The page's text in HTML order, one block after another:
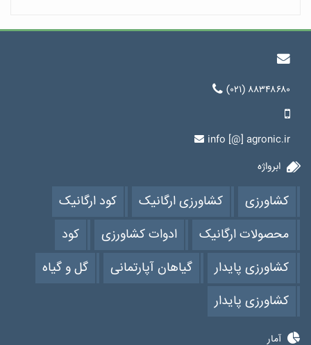
(۰۲۱) ۸۸۳۴۸۶۸۰
info [@] agronic.ir
ابرواژه
کشاورزی کشاورزی ارگانیک
کود ارگانیک
محصولات ارگانیک
ادوات کشاورزی
کود
کشاورزی پایدار
گیاهان آپارتمانی
گل و گیاه
کشاورزی پایدار
آمار